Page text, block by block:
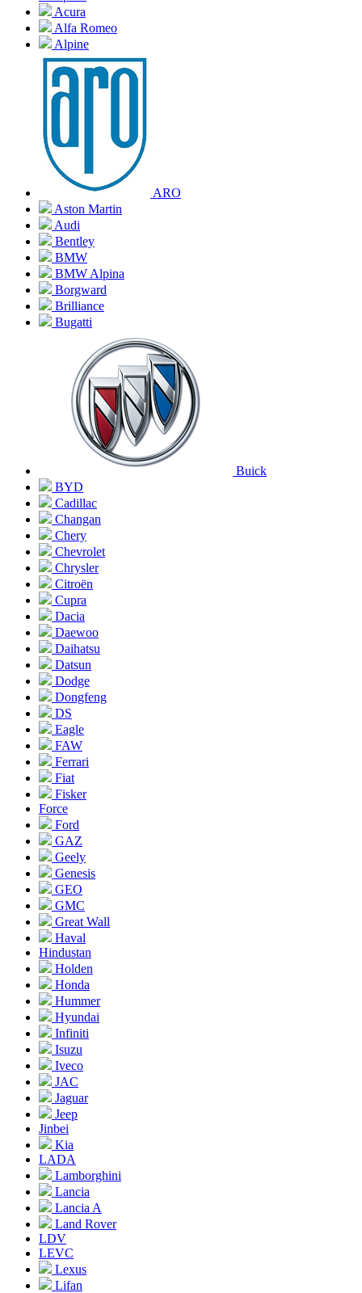
Acura
Alfa Romeo
Alpine
ARO
Aston Martin
Audi
Bentley
BMW
BMW Alpina
Borgward
Brilliance
Bugatti
Buick
BYD
Cadillac
Changan
Chery
Chevrolet
Chrysler
Citroën
Cupra
Dacia
Daewoo
Daihatsu
Datsun
Dodge
Dongfeng
DS
Eagle
FAW
Ferrari
Fiat
Fisker
Force
Ford
GAZ
Geely
Genesis
GEO
GMC
Great Wall
Haval
Hindustan
Holden
Honda
Hummer
Hyundai
Infiniti
Isuzu
Iveco
JAC
Jaguar
Jeep
Jinbei
Kia
LADA
Lamborghini
Lancia
Lancia A
Land Rover
LDV
LEVC
Lexus
Lifan